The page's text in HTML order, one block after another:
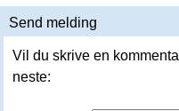
Send melding
Vil du skrive en
neste: